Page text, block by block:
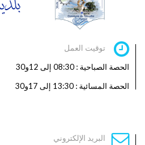
توقيت العمل
الحصة الصباحية : 08:30 إلى 12و30
الحصة المسائية : 13:30 إلى 17و30
البريد الإلكتروني